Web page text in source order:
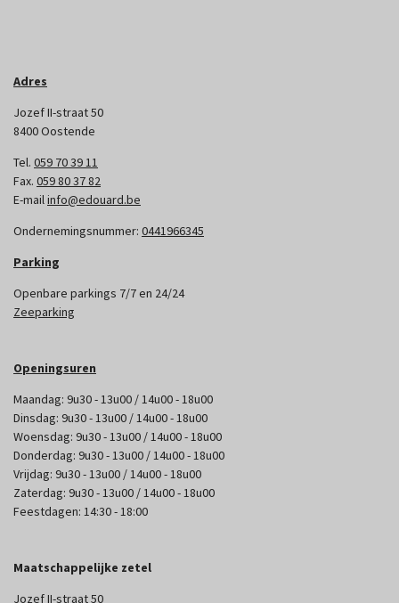
Adres
Jozef II-straat 50
8400 Oostende
Tel. 059 70 39 11
Fax. 059 80 37 82
E-mailinfo@edouard.be
Ondernemingsnummer: 0441966345
Parking
Openbare parkings 7/7 en 24/24
Zeeparking
Openingsuren
Maandag: 9u30 - 13u00 / 14u00 - 18u00
Dinsdag: 9u30 - 13u00 / 14u00 - 18u00
Woensdag: 9u30 - 13u00 / 14u00 - 18u00
Donderdag: 9u30 - 13u00 / 14u00 - 18u00
Vrijdag: 9u30 - 13u00 / 14u00 - 18u00
Zaterdag: 9u30 - 13u00 / 14u00 - 18u00
Feestdagen: 14:30 - 18:00
Maatschappelijke zetel
Jozef II-straat 50